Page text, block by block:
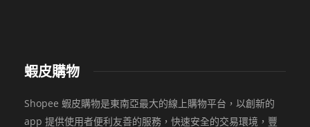
蝦皮購物
Shopee 蝦皮購物是東南亞最大的線上購物平台，以創新的
app 提供使用者便利友善的服務，快速安全的交易環境，豐